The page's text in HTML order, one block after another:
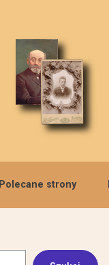
Polecane strony